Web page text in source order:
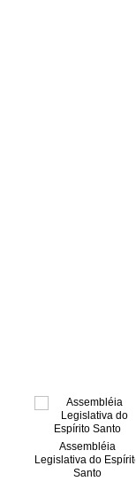
Assembléia
Legislativa do Espírito
Santo